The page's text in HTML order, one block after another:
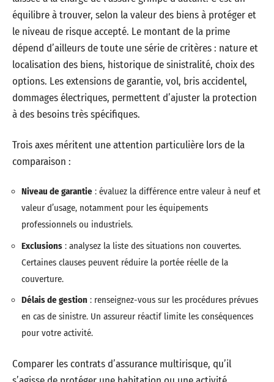
équilibre à trouver, selon la valeur des biens à protéger et
le niveau de risque accepté. Le montant de la prime
dépend d’ailleurs de toute une série de critères : nature et
localisation des biens, historique de sinistralité, choix des
options. Les extensions de garantie, vol, bris accidentel,
dommages électriques, permettent d’ajuster la protection
à des besoins très spécifiques.
Trois axes méritent une attention particulière lors de la
comparaison :
Niveau de garantie : évaluez la différence entre valeur à neuf et
valeur d’usage, notamment pour les équipements
professionnels ou industriels.
Exclusions : analysez la liste des situations non couvertes.
Certaines clauses peuvent réduire la portée réelle de la
couverture.
Délais de gestion : renseignez-vous sur les procédures prévues
en cas de sinistre. Un assureur réactif limite les conséquences
pour votre activité.
Comparer les contrats d’assurance multirisque, qu’il